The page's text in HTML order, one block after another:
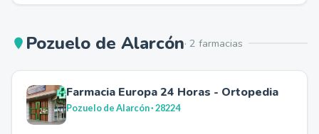
Pozuelo de Alarcón· 2 farmacias
Farmacia Europa 24 Horas - Ortopedia
Pozuelo de Alarcón· 28224